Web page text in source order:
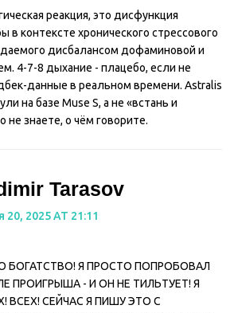
реакция, это дисфункция
в контексте хронического стрессового
дисбалансом дофаминовой и
4-7-8 дыхание - плацебо, если не
данные в реальном времени. Astralis
на базе Muse S, а не «встань и
не знаете, о чём говорите.
Tarasov
20, 2025 AT 21:11
БОГАТСТВО! Я ПРОСТО ПОПРОБОВАЛ
ПРОИГРЫША - И ОН НЕ ТИЛЬТУЕТ! Я
ВСЕХ! СЕЙЧАС Я ПИШУ ЭТО С